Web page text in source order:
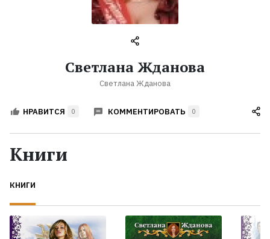
обсуждаемые
Авторы
Жанры
Экранизации
Светлана Жданова
Светлана Жданова
НРАВИТСЯ 0 КОММЕНТИРОВАТЬ 0
Книги
КНИГИ